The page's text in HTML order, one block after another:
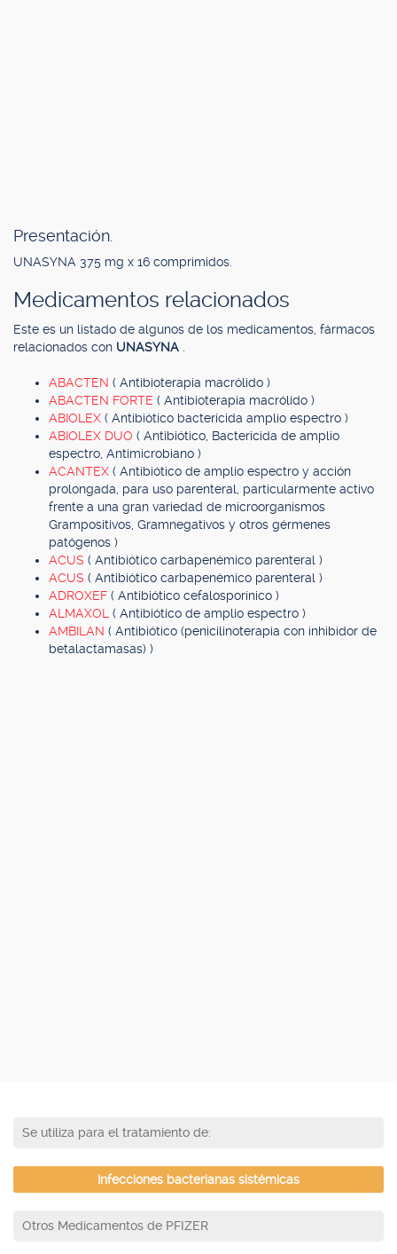
Presentación.
UNASYNA 375 mg x 16 comprimidos.
Medicamentos relacionados
Este es un listado de algunos de los medicamentos, fármacos
relacionados con UNASYNA
ABACTEN ( Antibioterapia macrólido )
ABACTEN FORTE ( Antibioterapia macrólido )
ABIOLEX ( Antibiótico bactericida amplio espectro )
ABIOLEX DUO ( Antibiótico, Bactericida de amplio
espectro, Antimicrobiano )
ACANTEX ( Antibiótico de amplio espectro y acción
prolongada, para uso parenteral, particularmente activo
frente a una gran variedad de microorganismos
Grampositivos, Gramnegativos y otros gérmenes
patógenos )
ACUS ( Antibiótico carbapenémico parenteral )
ACUS ( Antibiótico carbapenémico parenteral )
ADROXEF ( Antibiótico cefalosporínico )
ALMAXOL ( Antibiótico de amplio espectro )
AMBILAN ( Antibiótico (penicilinoterapia con inhibidor de
betalactamasas) )
Se utiliza para el tratamiento de:
Infecciones bacterianas sistémicas
Otros Medicamentos de PFIZER